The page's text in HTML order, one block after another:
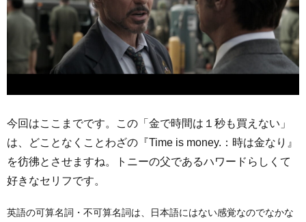
今回はここまでです。この「金で時間は１秒も買えない」
は、どことなくことわざの『Time is money.：時は金なり』
を彷彿とさせますね。トニーの父であるハワードらしくて
好きなセリフです。
英語の可算名詞・不可算名詞は、日本語にはない感覚なのでなかな